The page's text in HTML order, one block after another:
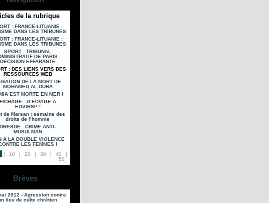
de la rubrique
: FRANCE-LITUANIE :
DANS LES TRIBUNES
: FRANCE-LITUANIE :
DANS LES TRIBUNES
SPORT : TRIBUNAL
DE PARIS :
DECISION EFFARANTE
: DES LIENS VERS DES
RESSOURCES WEB
DE LA MORT DE
MOHAMED AL DURA
EST MORTE EN MER !
: D’EDVIGE A
EDVIRSP !
de Marsan : semaine des
droits de l’homme
DRESDE : CRIME ANTI-
MUSULMAN
A LA DOUBLE VIOLENCE
LES FEMMES !
|
10 | 20 | 30 | 40
|
50
Brèves
2012 - Agression contre
lieu de culte chrétien